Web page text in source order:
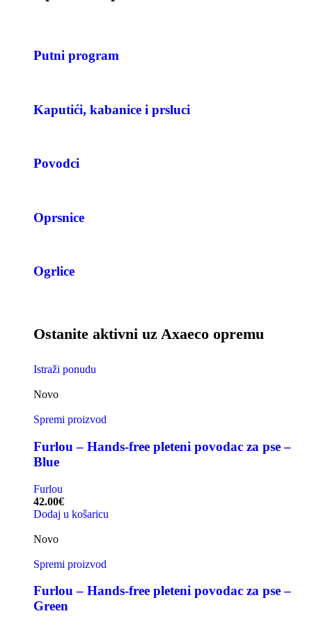
Putni program
Kaputići, kabanice i prsluci
Povodci
Oprsnice
Ogrlice
Ostanite aktivni uz Axaeco opremu
Istraži ponudu
Novo
Spremi proizvod
Furlou – Hands-free pleteni povodac za pse –
Blue
Furlou
42.00€
Dodaj u košaricu
Novo
Spremi proizvod
Furlou – Hands-free pleteni povodac za pse –
Green